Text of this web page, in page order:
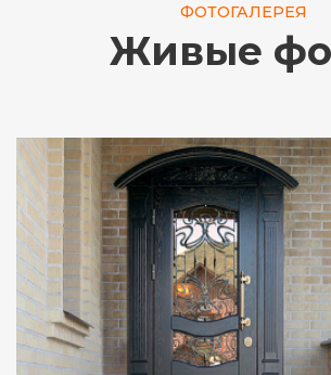
ФОТОГАЛЕРЕЯ
Живые